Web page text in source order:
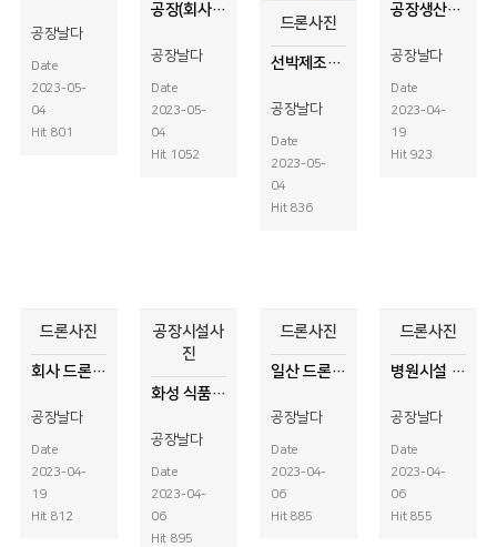
공장날다
Date
2023-05-
04
Hit 801
공장(회사) 실내 사진촬영
공장날다
Date
2023-05-
04
Hit 1052
드론사진
선박제조회사 홍보사진촬영
공장날다
Date
2023-05-
04
Hit 836
공장생산라인 사진촬영
공장날다
Date
2023-04-
19
Hit 923
드론사진
회사 드론사진촬영
공장날다
Date
2023-04-
19
Hit 812
공장시설사
진
화성 식품제조회사 드론사진촬영
공장날다
Date
2023-04-
06
Hit 895
드론사진
일산 드론사진촬영
공장날다
Date
2023-04-
06
Hit 885
드론사진
병원시설 드론사진촬영
공장날다
Date
2023-04-
06
Hit 855